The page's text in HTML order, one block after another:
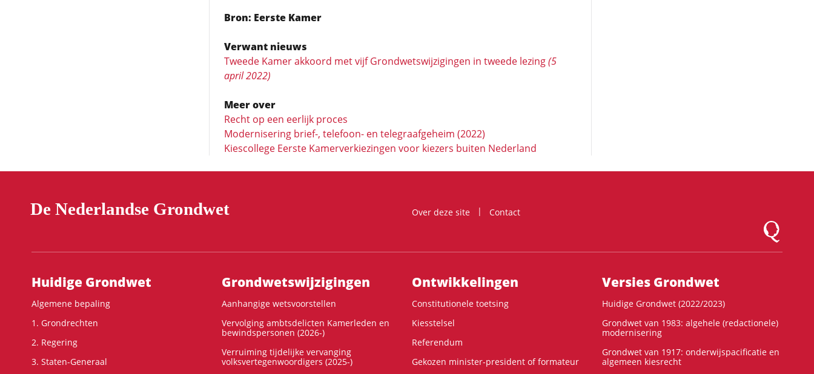
Bron: Eerste Kamer
Verwant nieuws
Tweede Kamer akkoord met vijf Grondwetswijzigingen in tweede lezing(5
april 2022)
Meer over
Recht op een eerlijk proces
Modernisering brief-, telefoon- en telegraafgeheim (2022)
Kiescollege Eerste Kamerverkiezingen voor kiezers buiten Nederland
De Nederlandse Grondwet Over deze site
Contact
Logo
Hoofdnavigatie
Huidige Grondwet
Algemene bepaling
1. Grondrechten
2. Regering
3. Staten-Generaal
Grondwets­wijzigingen
Aanhangige wetsvoorstellen
Vervolging ambtsdelicten Kamerleden en
bewindspersonen (2026-)
Verruiming tijdelijke vervanging
volksvertegenwoordigers (2025-)
Ontwikke­lingen
Constitutionele toetsing
Kiesstelsel
Referendum
Gekozen minister-president of formateur
Versies Grondwet
Huidige Grondwet (2022/2023)
Grondwet van 1983: algehele (redactionele)
modernisering
Grondwet van 1917: onderwijspacificatie en
algemeen kiesrecht